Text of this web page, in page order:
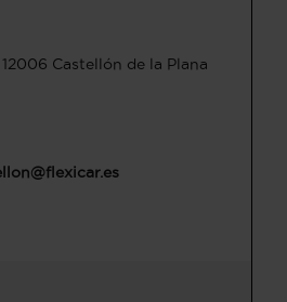
12006 Castellón de la Plana